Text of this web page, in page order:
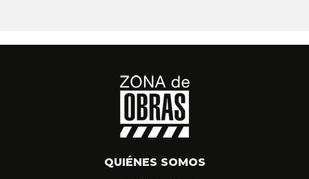
QUIÉNES SOMOS